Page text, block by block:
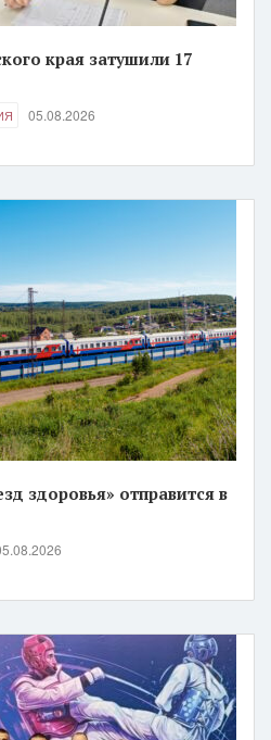
края затушили 17
05.08.2026
здоровья» отправится в